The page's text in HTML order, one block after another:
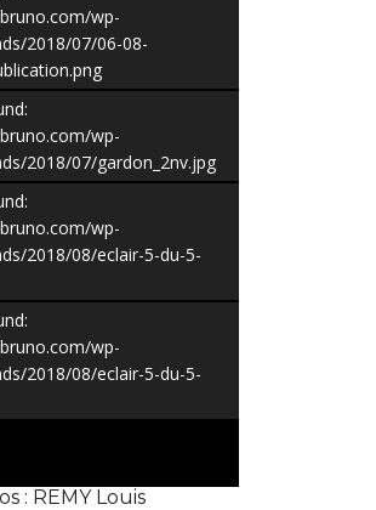
wp-
2018/07/06-08-
wp-
2018/07/gardon_2nv.jpg
wp-
2018/08/eclair-5-du-5-
wp-
2018/08/eclair-5-du-5-
: REMY Louis